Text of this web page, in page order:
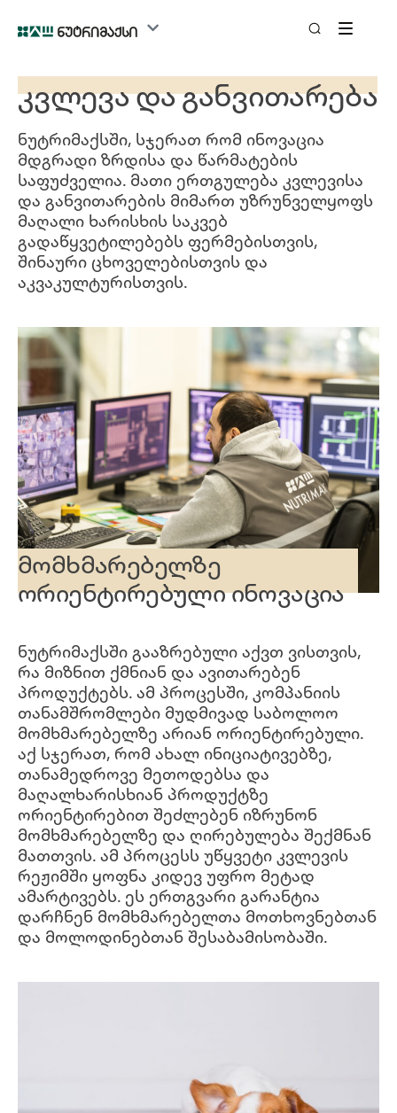
კვლევა და განვითარება
ნუტრიმაქსში, სჯერათ რომ ინოვაცია
მდგრადი ზრდისა და წარმატების
საფუძველია. მათი ერთგულება კვლევისა
და განვითარების მიმართ უზრუნველყოფს
მაღალი ხარისხის საკვებ
გადაწყვეტილებებს ფერმებისთვის,
შინაური ცხოველებისთვის და
აკვაკულტურისთვის.
მომხმარებელზე
ორიენტირებული ინოვაცია
ნუტრიმაქსში გააზრებული აქვთ ვისთვის,
რა მიზნით ქმნიან და ავითარებენ
პროდუქტებს. ამ პროცესში, კომპანიის
თანამშრომლები მუდმივად საბოლოო
მომხმარებელზე არიან ორიენტირებული.
აქ სჯერათ, რომ ახალ ინიციატივებზე,
თანამედროვე მეთოდებსა და
მაღალხარისხიან პროდუქტზე
ორიენტირებით შეძლებენ იზრუნონ
მომხმარებელზე და ღირებულება შექმნან
მათთვის. ამ პროცესს უწყვეტი კვლევის
რეჟიმში ყოფნა კიდევ უფრო მეტად
ამარტივებს. ეს ერთგვარი გარანტია
დარჩნენ მომხმარებელთა მოთხოვნებთან
და მოლოდინებთან შესაბამისობაში.